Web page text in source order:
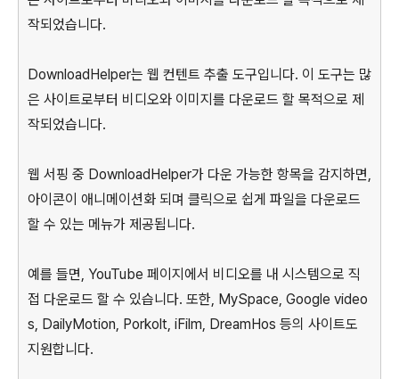
작되었습니다.
DownloadHelper는 웹 컨텐트 추출 도구입니다. 이 도구는 많
은 사이트로부터 비디오와 이미지를 다운로드 할 목적으로 제
작되었습니다.
웹 서핑 중 DownloadHelper가 다운 가능한 항목을 감지하면,
아이콘이 애니메이션화 되며 클릭으로 쉽게 파일을 다운로드
할 수 있는 메뉴가 제공됩니다.
예를 들면, YouTube 페이지에서 비디오를 내 시스템으로 직
접 다운로드 할 수 있습니다. 또한, MySpace, Google video
s, DailyMotion, Porkolt, iFilm, DreamHos 등의 사이트도
지원합니다.